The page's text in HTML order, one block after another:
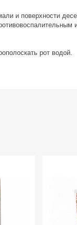
и поверхности
рот водой.